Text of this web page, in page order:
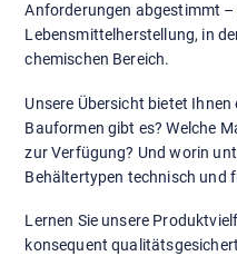
Anforderungen abgestimmt
Lebensmittelherstellung, in
chemischen Bereich.
Unsere Übersicht bietet
Bauformen gibt es? Welche
zur Verfügung? Und worin
Behältertypen technisch und
Lernen Sie unsere
konsequent